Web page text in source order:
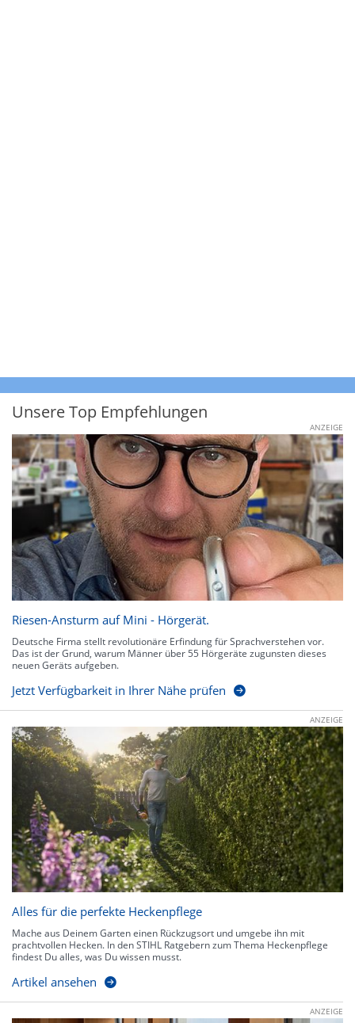
Unsere Top Empfehlungen
ANZEIGE
Riesen-Ansturm auf Mini - Hörgerät.
Deutsche Firma stellt revolutionäre Erfindung für Sprachverstehen vor.
Das ist der Grund, warum Männer über 55 Hörgeräte zugunsten dieses
neuen Geräts aufgeben.
Jetzt Verfügbarkeit in Ihrer Nähe prüfen
ANZEIGE
Alles für die perfekte Heckenpflege
Mache aus Deinem Garten einen Rückzugsort und umgebe ihn mit
prachtvollen Hecken. In den STIHL Ratgebern zum Thema Heckenpflege
findest Du alles, was Du wissen musst.
Artikel ansehen
ANZEIGE